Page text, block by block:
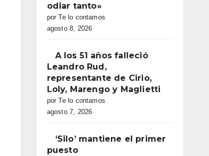
odiar tanto»
por Te lo contamos
agosto 8, 2026
A los 51 años falleció
Leandro Rud,
representante de Cirio,
Loly, Marengo y Maglietti
por Te lo contamos
agosto 7, 2026
‘Silo’ mantiene el primer
puesto